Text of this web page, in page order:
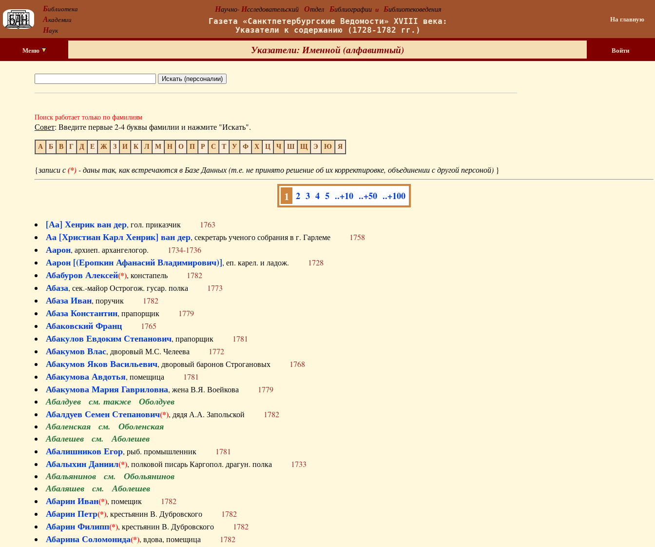
Библиотека
Академии
Наук
Научно- Исследовательский Отдел Библиографии и Библиотековедения
Газета «Санктпетербургские Ведомости» XVIII века:
Указатели к содержанию (1728-1782 гг.)
На главную
Меню Указатели: Именной (алфавитный) Войти
Поиск работает только по фамилиям
Совет: Введите первые 2-4 буквы фамилии и нажмите "Искать".
А Б В Г Д Е Ж З И К Л М Н О П Р С Т У Ф Х Ц Ч Ш Щ Э Ю Я
{записи с(*)- даны так, как встречаются в Базе Данных (т.е. не принято решение об их корректировке, объединении с другой персоной) }
1 2 3 4 5 ..+10 ..+50 ..+100
[Аа] Хенрик ван дер, гол. приказчик 1763
Аа [Христиан Карл Хенрик] ван дер, секретарь ученого собрания в г. Гарлеме 1758
Аарон, архиеп. архангелогор. 1734-1736
Аарон [(Еропкин Афанасий Владимирович)], еп. карел. и ладож. 1728
Абабуров Алексей(*), констапель 1782
Абаза, сек.-майор Острогож. гусар. полка 1773
Абаза Иван, поручик 1782
Абаза Константин, прапорщик 1779
Абаковский Франц 1765
Абакулов Евдоким Степанович, прапорщик 1781
Абакумов Влас, дворовый М.С. Челеева 1772
Абакумов Яков Васильевич, дворовый баронов Строгановых 1768
Абакумова Авдотья, помещица 1781
Абакумова Мария Гавриловна, жена В.Я. Воейкова 1779
Абалдуев см. также Оболдуев
Абалдуев Семен Степанович(*), дядя А.А. Запольской 1782
Абаленская см. Оболенская
Абалешев см. Аболешев
Абалишников Егор, рыб. промышленник 1781
Абалыхин Даниил(*), полковой писарь Каргопол. драгун. полка 1733
Абальянинов см. Обольянинов
Абаляшев см. Аболешев
Абарин Иван(*), помещик 1782
Абарин Петр(*), крестьянин В. Дубровского 1782
Абарин Филипп(*), крестьянин В. Дубровского 1782
Абарина Соломонида(*), вдова, помещица 1782